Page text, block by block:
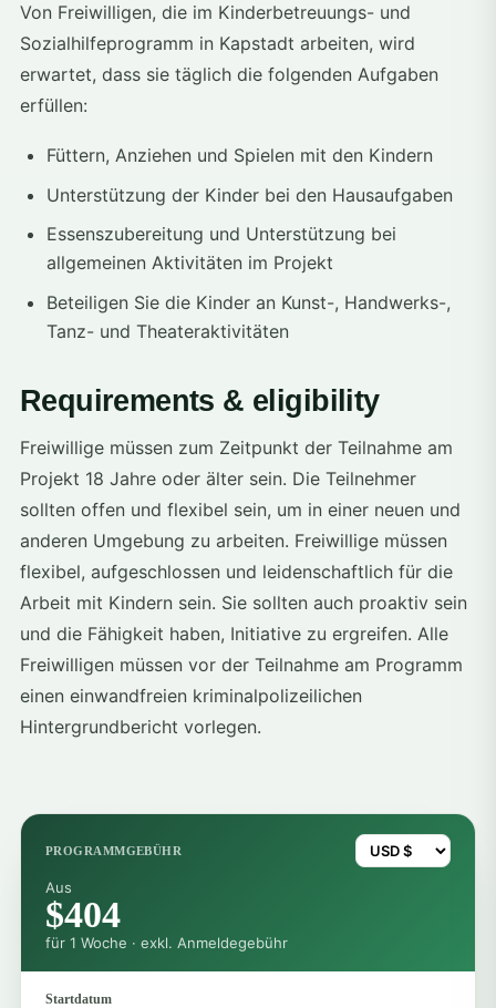
Von Freiwilligen, die im Kinderbetreuungs- und
Sozialhilfeprogramm in Kapstadt arbeiten, wird
erwartet, dass sie täglich die folgenden Aufgaben
erfüllen:
Füttern, Anziehen und Spielen mit den Kindern
Unterstützung der Kinder bei den Hausaufgaben
Essenszubereitung und Unterstützung bei
allgemeinen Aktivitäten im Projekt
Beteiligen Sie die Kinder an Kunst-, Handwerks-,
Tanz- und Theateraktivitäten
Requirements & eligibility
Freiwillige müssen zum Zeitpunkt der Teilnahme am
Projekt 18 Jahre oder älter sein. Die Teilnehmer
sollten offen und flexibel sein, um in einer neuen und
anderen Umgebung zu arbeiten. Freiwillige müssen
flexibel, aufgeschlossen und leidenschaftlich für die
Arbeit mit Kindern sein. Sie sollten auch proaktiv sein
und die Fähigkeit haben, Initiative zu ergreifen. Alle
Freiwilligen müssen vor der Teilnahme am Programm
einen einwandfreien kriminalpolizeilichen
Hintergrundbericht vorlegen.
PROGRAMMGEBÜHR
Aus
$404
für 1 Woche · exkl. Anmeldegebühr
Startdatum